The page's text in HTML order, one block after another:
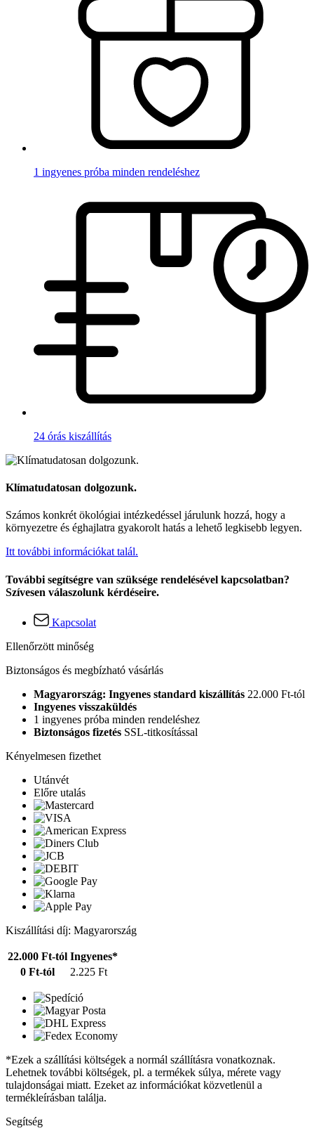
1 ingyenes próba minden rendeléshez
24 órás kiszállítás
Klímatudatosan dolgozunk.
Számos konkrét ökológiai intézkedéssel járulunk hozzá, hogy a
környezetre és éghajlatra gyakorolt hatás a lehető legkisebb legyen.
Itt további információkat talál.
További segítségre van szüksége rendelésével kapcsolatban?
Szívesen válaszolunk kérdéseire.
Kapcsolat
Ellenőrzött minőség
Biztonságos és megbízható vásárlás
Magyarország: Ingyenes standard kiszállítás 22.000 Ft-tól
Ingyenes visszaküldés
1 ingyenes próba minden rendeléshez
Biztonságos fizetés SSL-titkosítással
Kényelmesen fizethet
Utánvét
Előre utalás
Kiszállítási díj: Magyarország
22.000 Ft-tól Ingyenes*
0 Ft-tól
2.225 Ft
*Ezek a szállítási költségek a normál szállításra vonatkoznak.
Lehetnek további költségek, pl. a termékek súlya, mérete vagy
tulajdonságai miatt. Ezeket az információkat közvetlenül a
termékleírásban találja.
Segítség